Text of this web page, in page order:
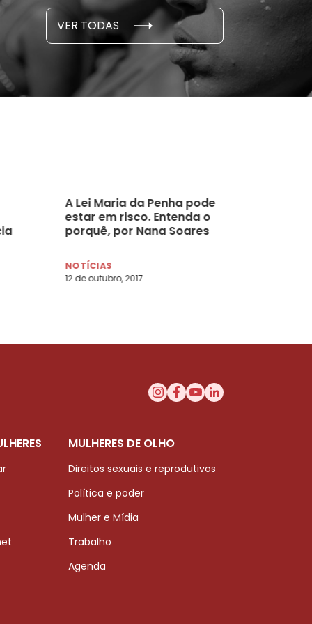
VER TODAS
E PESQUISAS
novembro, 2021
A Lei Maria da Penha pode
estar em risco. Entenda o
porquê, por Nana Soares
NOTÍCIAS
12 de outubro, 2017
MULHERES DE OLHO
Direitos sexuais e reprodutivos
Política e poder
Mulher e Mídia
Trabalho
Agenda